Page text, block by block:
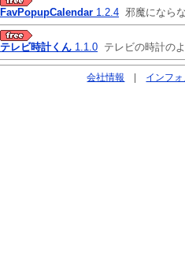
FavPopupCalendar 1.2.4 邪魔になら
テレビ時計くん 1.1.0 テレビの時計の
会社情報 | インフ